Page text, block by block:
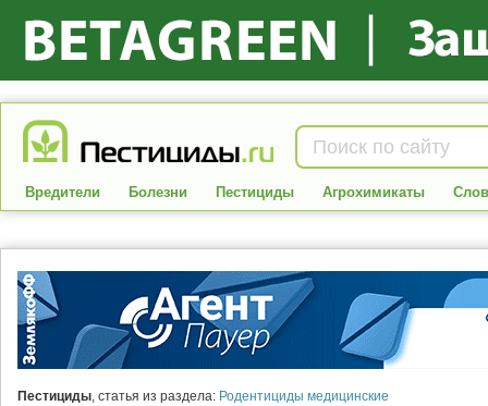
Вредители Болезни Пестициды Агрохимикаты
Пестициды, статья из раздела: Родентициды медицинские